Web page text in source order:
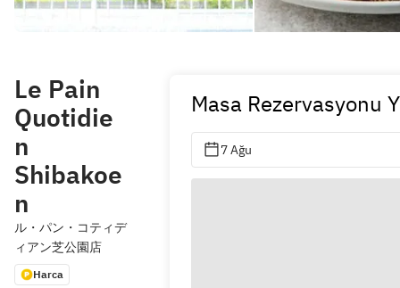
Le Pain
Quotidie
n
Shibakoe
n
ル・パン・コティデ
ィアン芝公園店
Harca
Masa Rezervasyonu
7 Ağu